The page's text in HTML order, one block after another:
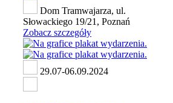
Dom Tramwajarza, ul.
Słowackiego 19/21, Poznań
Zobacz szczegóły
29.07-06.09.2024